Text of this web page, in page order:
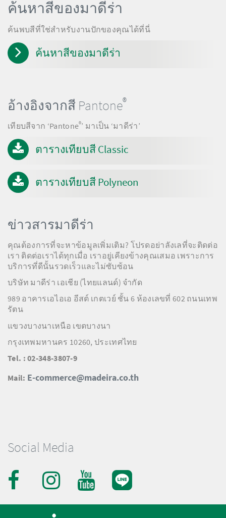
Social Media
ค้นหาสีของมาดีร่า
ค้นพบสีที่ใช่สำหรับงานปักของคุณได้ที่นี่
ค้นหาสีของมาดีร่า
อ้างอิงจากสี Pantone®
เทียบสีจาก ‘Pantone®’ มาเป็น ‘มาดีร่า’
ตารางเทียบสี Classic
ตารางเทียบสี Polyneon
ข่าวสารมาดีร่า
คุณต้องการที่จะหาข้อมูลเพิ่มเติม? โปรดอย่าลังเลที่จะติดต่อ
เรา ติดต่อเราได้ทุกเมื่อ เราอยู่เคียงข้างคุณเสมอ เพราะการ
บริการที่ดีนั้นรวดเร็วและไม่ซับซ้อน
บริษัท มาดีร่า เอเชีย (ไทยแลนด์) จำกัด
989 อาคารเอไอเอ อีสต์ เกตเวย์ ชั้น 6 ห้องเลขที่ 602 ถนนเทพ
รัตน
แขวงบางนาเหนือ เขตบางนา
กรุงเทพมหานคร 10260, ประเทศไทย
Tel. : 02-348-3807-9
Mail: E-commerce@madeira.co.th